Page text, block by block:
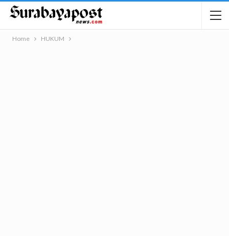
Home HUKUM